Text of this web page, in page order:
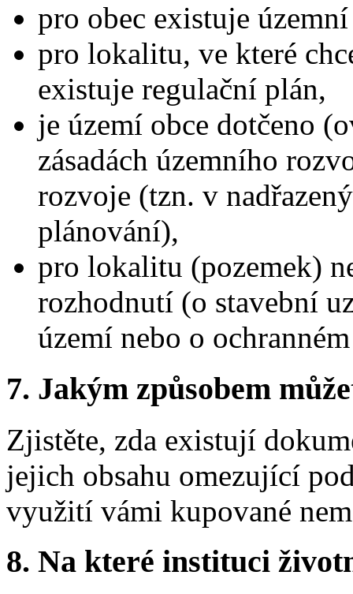
pro obec existuje
pro lokalitu, ve které
existuje regulační plán,
je území obce dotčeno
zásadách územního
rozvoje (tzn. v
plánování),
pro lokalitu (pozemek)
rozhodnutí (o stavební
území nebo o
7. Jakým způsobem
Zjistěte, zda existují
jejich obsahu omezující
využití vámi kupované
8. Na které instituci